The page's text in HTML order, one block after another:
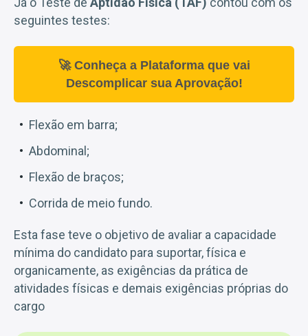
seguintes testes:
🚀 Conheça a Plataforma que vai
Descomplicar sua Aprovação!
Flexão em barra;
Abdominal;
Flexão de braços;
Corrida de meio fundo.
Esta fase teve o objetivo de avaliar a capacidade
mínima do candidato para suportar, física e
organicamente, as exigências da prática de
atividades físicas e demais exigências próprias do
cargo